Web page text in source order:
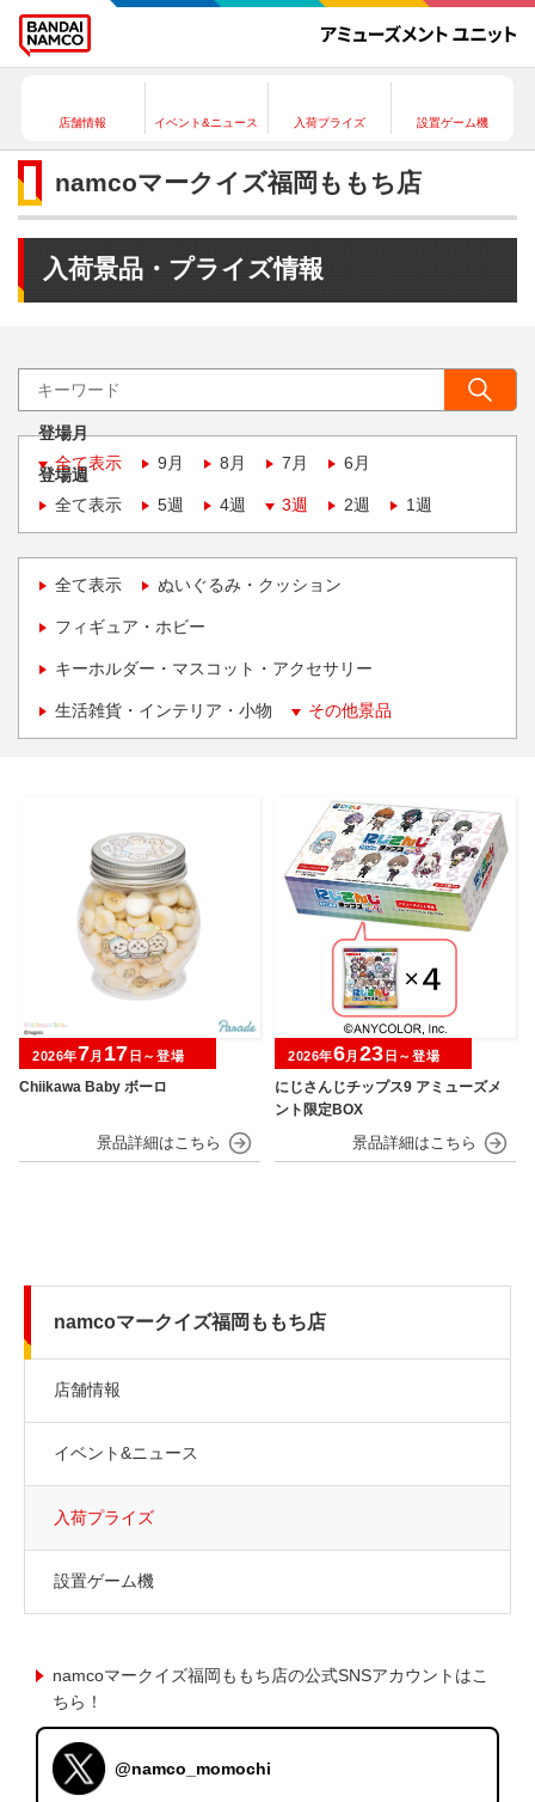
店舗情報 イベント&ニュース 入荷プライズ 設置ゲーム機
namcoマークイズ福岡ももち店
入荷景品・プライズ情報
登場月
全て表示
9月 8月 7月 6月
登場週
全て表示
5週 4週 3週 2週 1週
全て表示 ぬいぐるみ・クッション
フィギュア・ホビー
キーホルダー・マスコット・アクセサリー
生活雑貨・インテリア・小物 その他景品
Chiikawa Baby ボーロ
2026年7月 17 日～登場
にじさんじチップス9 アミューズメ
ント限定BOX
2026年6月 23 日～登場
namcoマークイズ福岡ももち店
店舗情報
イベント&ニュース
入荷プライズ
設置ゲーム機
namcoマークイズ福岡ももち店の公式SNSアカウントはこ
ちら！
@namco_momochi